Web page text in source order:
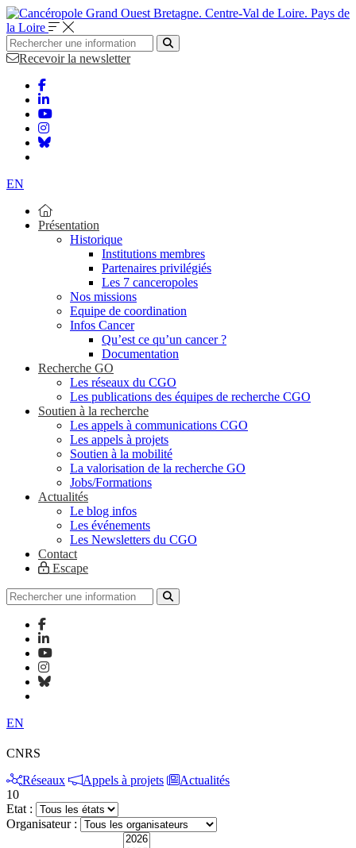
Bretagne. Centre-Val de Loire. Pays de
la Loire
Recevoir la newsletter
EN
Présentation
Historique
Institutions membres
Partenaires privilégiés
Les 7 canceropoles
Nos missions
Equipe de coordination
Infos Cancer
Qu’est ce qu’un cancer ?
Documentation
Recherche GO
Les réseaux du CGO
Les publications des équipes de recherche CGO
Soutien à la recherche
Les appels à communications CGO
Les appels à projets
Soutien à la mobilité
La valorisation de la recherche GO
Jobs/Formations
Actualités
Le blog infos
Les événements
Les Newsletters du CGO
Contact
Escape
EN
CNRS
Réseaux
Appels à projets
Actualités
10
Etat :
Organisateur :